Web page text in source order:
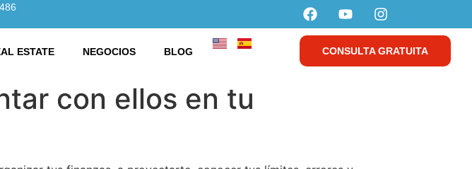
ESTATE NEGOCIOS BLOG CONSULTA GRATUITA
con ellos en tu